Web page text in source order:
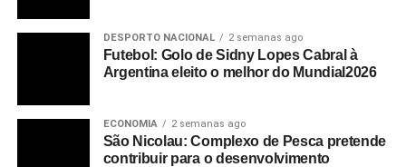
DESPORTO NACIONAL 2 semanas ago
Futebol: Golo de Sidny Lopes Cabral à
Argentina eleito o melhor do Mundial2026
ECONOMIA 2 semanas ago
São Nicolau: Complexo de Pesca pretende
contribuir para o desenvolvimento